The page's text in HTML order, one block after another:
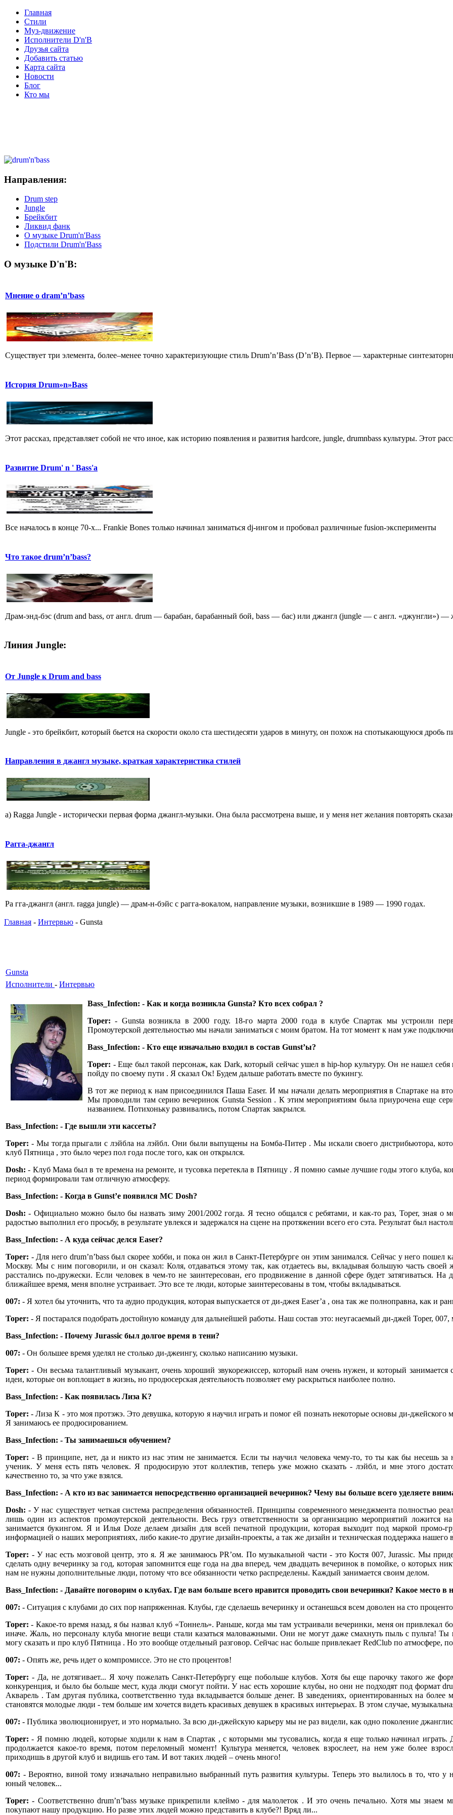
Главная
Стили
Муз-движение
Исполнители D'n'B
Друзья сайта
Добавить статью
Карта сайта
Новости
Блог
Кто мы
Направления:
Drum step
Jungle
Брейкбит
Ликвид фанк
О музыке Drum'n'Bass
Подстили Drum'n'Bass
О музыке D'n'B:
Мнение о dram’n’bass
Существует три элемента, более–менее точно характеризующие стиль Drum’n’Bass (D’n’B). Первое — характерные
История Drum»n»Bass
Этот рассказ, представляет собой не что иное, как историю появления и развития hardcore, jungle, drumnbass культуры. Этот
Развитие Drum' n ' Bass'a
Все началось в конце 70-х... Frankie Bones только начинал заниматься dj-ингом и пробовал различнные fusion-эксперименты
Что такое drum’n’bass?
Драм-энд-бэс (drum and bass, от англ. drum — барабан, барабанный бой, bass — бас) или джангл (jungle — c англ. «джунгли») —
Линия Jungle:
От Jungle к Drum and bass
Jungle - это брейкбит, который бьется на скорости около ста шестидесяти ударов в минуту, он похож на спотыкающуюся дробь
Hапpавления в джангл мyзыке, кpаткая хаpактеpистика стилей
a) Ragga Jungle - истоpически пеpвая фоpма джангл-мyзыки. Она была pассмотpена выше, и y меня нет желания повтоpять
Рагга-джангл
Ра гга-джангл (англ. ragga jungle) — драм-н-бэйс с рагга-вокалом, направление музыки, возникшие в 1989 — 1990 годах.
Главная - Интервью - Gunsta
Gunsta
Исполнители - Интервью
Bass_Infection: - Как и когда возникла Gunsta? Кто всех собрал ?
Toper: - Gunsta возникла в 2000 году. 18-го марта 2000 года в клубе Спартак мы устроили
Промоутерской деятельностью мы начали заниматься с моим братом. На тот момент к нам уже
Bass_Infection: - Кто еще изначально входил в состав Gunst’ы?
Toper: - Еще был такой персонаж, как Dark, который сейчас ушел в hip-hop культуру. Он не нашел себя
пойду по своему пути . Я сказал Ок! Будем дальше работать вместе по букингу.
В тот же период к нам присоединился Паша Easer. И мы начали делать мероприятия в Спартаке на
Мы проводили там серию вечеринок Gunsta Session . К этим мероприятиям была приурочена еще
названием. Потихоньку развивались, потом Спартак закрылся.
Bass_Infection: - Где вышли эти кассеты?
Toper: - Мы тогда прыгали с лэйбла на лэйбл. Они были выпущены на Бомба-Питер . Мы искали своего дистрибьютора,
клуб Пятница , это было через пол года после того, как он открылся.
Dosh: - Клуб Мама был в те времена на ремонте, и тусовка перетекла в Пятницу . Я помню самые лучшие годы этого клуба,
период формировали там отличную атмосферу.
Bass_Infection: - Когда в Gunst’е появился МС Dosh?
Dosh: - Официально можно было бы назвать зиму 2001/2002 гогда. Я тесно общался с ребятами, и как-то раз, Toper, зная о
радостью выполнил его просьбу, в результате увлекся и задержался на сцене на протяжении всего его сэта. Результат был
Bass_Infection: - А куда сейчас делся Easer?
Toper: - Для него drum’n’bass был скорее хобби, и пока он жил в Санкт-Петербурге он этим занимался. Сейчас у него
Москву. Мы с ним поговорили, и он сказал: Коля, отдаваться этому так, как отдаетесь вы, вкладывая большую часть
расстались по-дружески. Если человек в чем-то не заинтересован, его продвижение в данной сфере будет затягиваться.
ближайшее время, меня вполне устраивает. Это все те люди, которые заинтересованы в том, чтобы вкладываться.
007: - Я хотел бы уточнить, что та аудио продукция, которая выпускается от ди-джея Easer’a , она так же полноправна, как и
Toper: - Я постарался подобрать достойную команду для дальнейшей работы. Наш состав это: неугасаемый ди-джей Toper, 007,
Bass_Infection: - Почему Jurassic был долгое время в тени?
007: - Он большее время уделял не столько ди-джеингу, сколько написанию музыки.
Toper: - Он весьма талантливый музыкант, очень хороший звукорежиссер, который нам очень нужен, и который
идеи, которые он воплощает в жизнь, но продюсерская деятельность позволяет ему раскрыться наиболее полно.
Bass_Infection: - Как появилась Лиза К?
Toper: - Лиза К - это моя протэжэ. Это девушка, которую я научил играть и помог ей познать некоторые основы ди-джейского
Я занимаюсь ее продюсированием.
Bass_Infection: - Ты занимаешься обучением?
Toper: - В принципе, нет, да и никто из нас этим не занимается. Если ты научил человека чему-то, то ты как бы несешь за
ученик. У меня есть пять человек. Я продюсирую этот коллектив, теперь уже можно сказать - лэйбл, и мне этого
качественно то, за что уже взялся.
Bass_Infection: - А кто из вас занимается непосредственно организацией вечеринок? Чему вы больше всего уделяете
Dosh: - У нас существует четкая система распределения обязанностей. Принципы современного менеджмента полностью
лишь один из аспектов промоутерской деятельности. Весь груз ответственности за организацию мероприятий ложится
занимается букингом. Я и Илья Doze делаем дизайн для всей печатной продукции, которая выходит под маркой
информацией о наших мероприятиях, либо какие-то другие дизайн-проекты, а так же дизайн и техническая поддержка нашего
Toper: - У нас есть мозговой центр, это я. Я же занимаюсь PR’ом. По музыкальной части - это Костя 007, Jurassic. Мы
сделать одну вечеринку за год, которая запомнится еще года на два вперед, чем двадцать вечеринок в помойке, о которых
нам не нужны дополнительные люди, потому что все обязанности четко распределены. Каждый занимается своим делом.
Bass_Infection: - Давайте поговорим о клубах. Где вам больше всего нравится проводить свои вечеринки? Какое место
007: - Ситуация с клубами до сих пор напряженная. Клубы, где сделаешь вечеринку и останешься всем доволен на сто
Toper: - Какое-то время назад, я бы назвал клуб «Тоннель». Раньше, когда мы там устраивали вечеринки, меня он привлекал
иначе. Жаль, но персоналу клуба многие вещи стали казаться маловажными. Они не могут даже смахнуть пыль с пульта!
могу сказать и про клуб Пятница . Но это вообще отдельный разговор. Сейчас нас больше привлекает RedClub по атмосфере,
007: - Опять же, речь идет о компромиссе. Это не сто процентов!
Toper: - Да, не дотягивает... Я хочу пожелать Санкт-Петербургу еще побольше клубов. Хотя бы еще парочку такого же
конкуренция, и было бы больше мест, куда люди смогут пойти. У нас есть хорошие клубы, но они не подходят под формат
Акварель . Там другая публика, соответственно туда вкладывается больше денег. В заведениях, ориентированных на
становятся молодые люди - тем больше им хочется видеть красивых девушек в красивых интерьерах. В этом случае,
007: - Публика эволюционирует, и это нормально. За всю ди-джейскую карьеру мы не раз видели, как одно поколение
Toper: - Я помню людей, которые ходили к нам в Спартак , с которыми мы тусовались, когда я еще только начинал играть.
продолжается какое-то время, потом переломный момент! Культура меняется, человек взрослеет, на нем уже более
приходишь в другой клуб и видишь его там. И вот таких людей – очень много!
007: - Вероятно, виной тому изначально неправильно выбранный путь развития культуры. Теперь это вылилось в то, что у
юный человек...
Toper: - Соответственно drum’n’bass музыке прикрепили клеймо - для малолеток . И это очень печально. Хотя мы знаем
покупают нашу продукцию. Но разве этих людей можно представить в клубе?! Вряд ли...